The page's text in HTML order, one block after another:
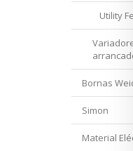
Utility
Bornas
Simon
Material